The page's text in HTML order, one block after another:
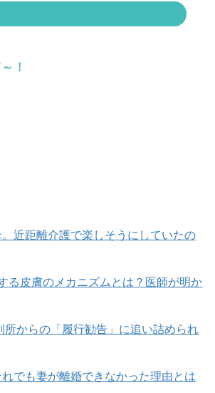
！
近距離介護で楽しそうにしていたの
る皮膚のメカニズムとは？医師が明か
からの「履行勧告」に追い詰められ
でも妻が離婚できなかった理由とは